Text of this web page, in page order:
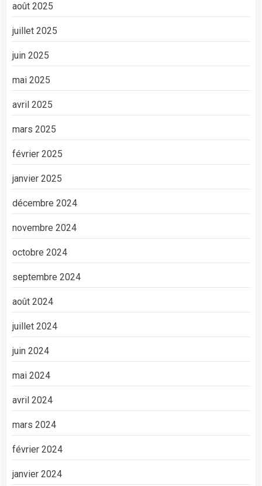
août 2025
juillet 2025
juin 2025
mai 2025
avril 2025
mars 2025
février 2025
janvier 2025
décembre 2024
novembre 2024
octobre 2024
septembre 2024
août 2024
juillet 2024
juin 2024
mai 2024
avril 2024
mars 2024
février 2024
janvier 2024